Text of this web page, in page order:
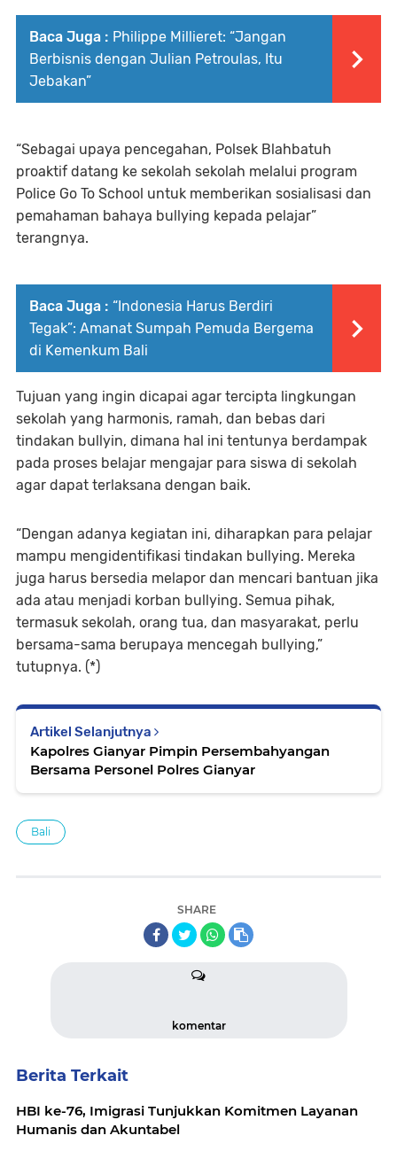
Baca Juga : Philippe Millieret: “Jangan
Berbisnis dengan Julian Petroulas, Itu
Jebakan”
“Sebagai upaya pencegahan, Polsek Blahbatuh
proaktif datang ke sekolah sekolah melalui program
Police Go To School untuk memberikan sosialisasi dan
pemahaman bahaya bullying kepada pelajar”
terangnya.
Baca Juga : “Indonesia Harus Berdiri
Tegak”: Amanat Sumpah Pemuda Bergema
di Kemenkum Bali
Tujuan yang ingin dicapai agar tercipta lingkungan
sekolah yang harmonis, ramah, dan bebas dari
tindakan bullyin, dimana hal ini tentunya berdampak
pada proses belajar mengajar para siswa di sekolah
agar dapat terlaksana dengan baik.
“Dengan adanya kegiatan ini, diharapkan para pelajar
mampu mengidentifikasi tindakan bullying. Mereka
juga harus bersedia melapor dan mencari bantuan jika
ada atau menjadi korban bullying. Semua pihak,
termasuk sekolah, orang tua, dan masyarakat, perlu
bersama-sama berupaya mencegah bullying,”
tutupnya. (*)
Artikel Selanjutnya
Kapolres Gianyar Pimpin Persembahyangan
Bersama Personel Polres Gianyar
Bali
SHARE
komentar
Berita Terkait
HBI ke-76, Imigrasi Tunjukkan Komitmen Layanan
Humanis dan Akuntabel